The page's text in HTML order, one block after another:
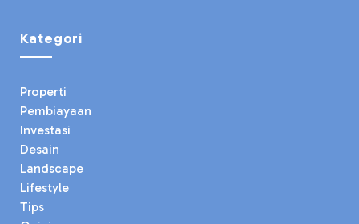
Kategori
Properti
Pembiayaan
Investasi
Desain
Landscape
Lifestyle
Tips